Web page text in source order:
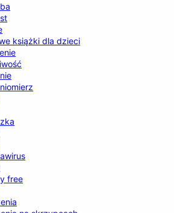
książki dla dzieci
free